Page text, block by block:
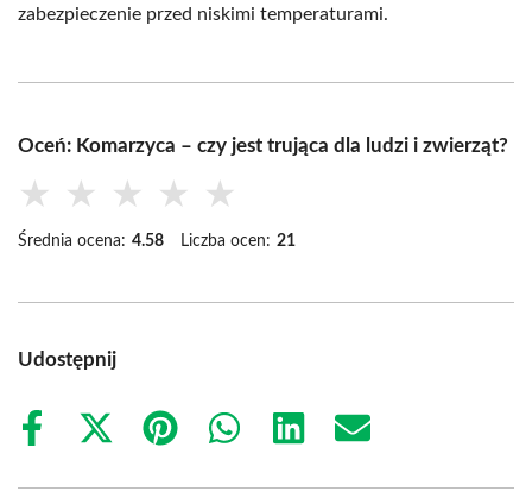
zabezpieczenie przed niskimi temperaturami.
Oceń: Komarzyca – czy jest trująca dla ludzi i zwierząt?
★ ★ ★ ★ ★
Średnia ocena: 4.58 Liczba ocen: 21
Udostępnij
Share
Share
(Twitter)
Share
Share
Share
Share